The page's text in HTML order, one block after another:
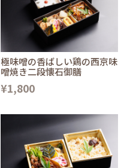
極味噌の香ばしい鶏の西京味
噌焼き二段懐石御膳
¥1,800